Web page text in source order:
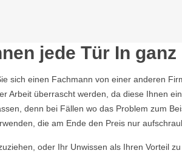
jede Tür In
sich einen Fachmann von einer anderen
Arbeit überrascht werden, da diese Ihnen
denn bei Fällen wo das Problem zum
die am Ende den Preis nur
oder Ihr Unwissen als Ihren Vorteil